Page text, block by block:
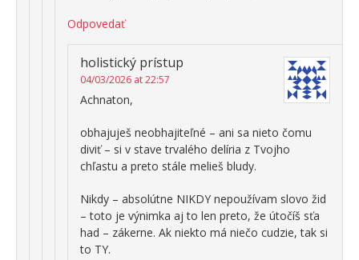
Odpovedať
holistický prístup
04/03/2026 at 22:57
Achnaton,
obhajuješ neobhajiteľné – ani sa nieto čomu
diviť – si v stave trvalého delíria z Tvojho
chľastu a preto stále melieš bludy.
Nikdy – absolútne NIKDY nepoužívam slovo žid
– toto je výnimka aj to len preto, že útočíš sťa
had – zákerne. Ak niekto má niečo cudzie, tak si
to TY.